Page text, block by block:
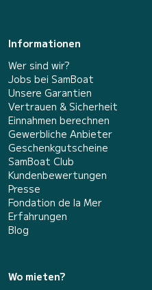
Informationen
Wer sind wir?
Jobs bei SamBoat
Unsere Garantien
Vertrauen & Sicherheit
Einnahmen berechnen
Gewerbliche Anbieter
Geschenkgutscheine
SamBoat Club
Kundenbewertungen
Presse
Fondation de la Mer
Erfahrungen
Blog
Wo mieten?